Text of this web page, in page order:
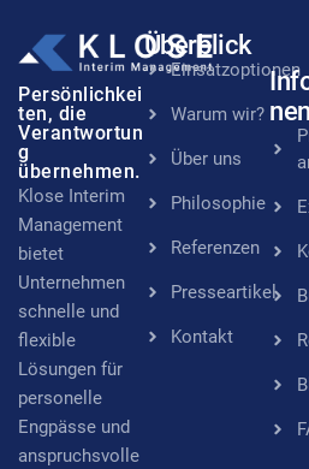
Persönlichkei
ten, die
Verantwortun
g
übernehmen.
Klose Interim
Management
bietet
Unternehmen
schnelle und
flexible
Lösungen für
personelle
Engpässe und
anspruchsvolle
Überblick
Einsatzoptionen
Warum wir?
Über uns
Philosophie
Referenzen
Presseartikel
Kontakt
nen